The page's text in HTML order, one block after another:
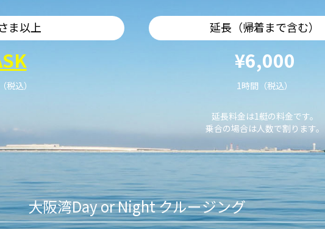
ま以上
税込）
延長（帰着まで含む）
¥6,000
1時間（税込）
延長料金は1艇の料金です。
乗合の場合は人数で割ります。
大阪湾Day or Night クルージング